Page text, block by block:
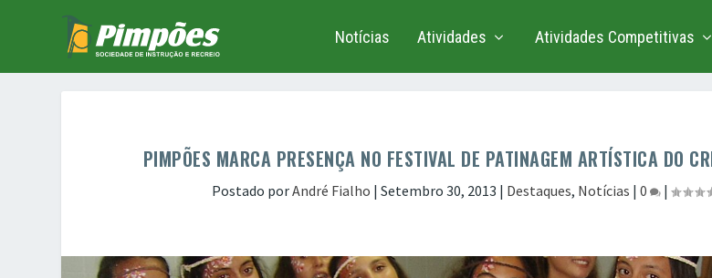
Notícias Atividades Atividades Competitivas
PIMPÕES MARCA PRESENÇA NO FESTIVAL DE PATINAGEM ARTÍSTICA DO
Postado porAndré Fialho |Setembro 30, 2013 | Destaques, Notícias |0 |